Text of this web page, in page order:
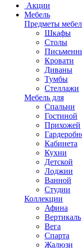
Акции
Мебель
Предметы
Шкафы
Столы
Кровати
Диваны
Тумбы
Стеллажи
Мебель для
Спальни
Гостиной
Прихожей
Кабинета
Кухни
Детской
Лоджии
Ванной
Студии
Коллекции
Афина
Вертикаль
Вега
Спарта
Жалюзи